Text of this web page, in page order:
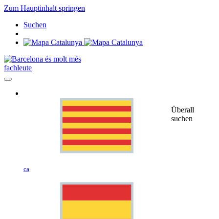
Zum Hauptinhalt springen
Suchen
fachleute
ca
Überall
suchen